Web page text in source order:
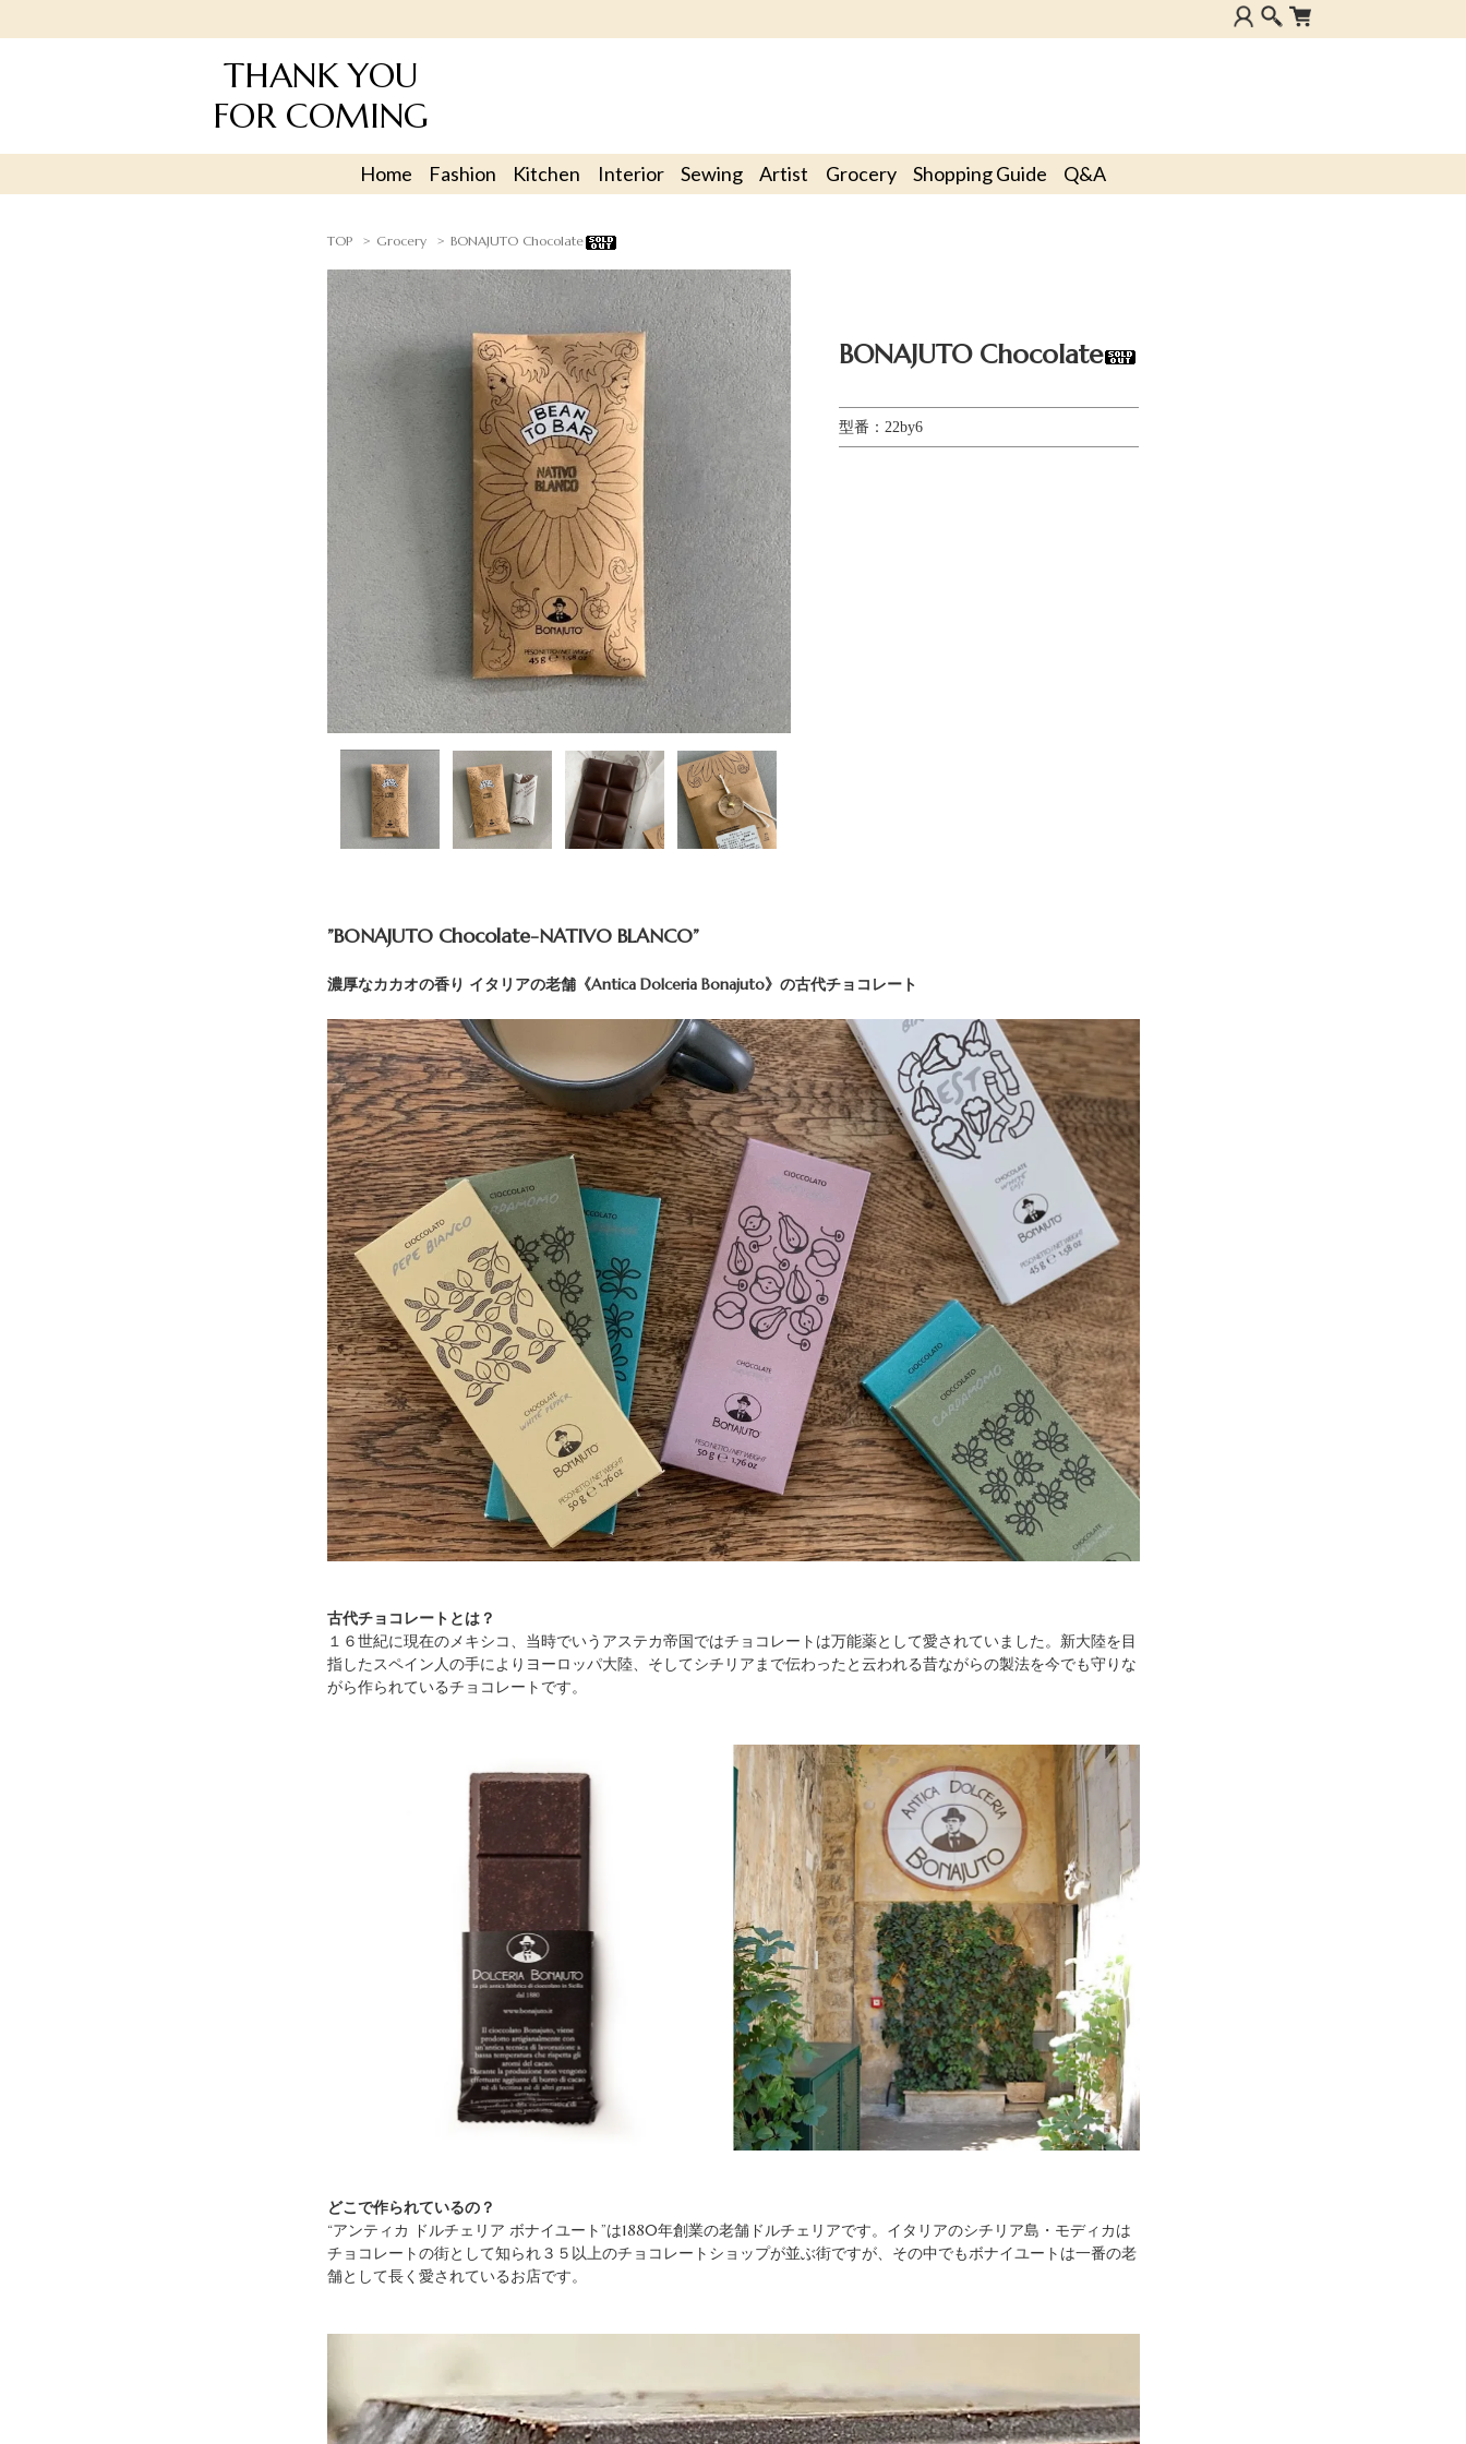
THANK YOU
FOR COMING
Home Fashion Kitchen Interior Sewing Artist Grocery Shopping Guide Q&A
TOP Grocery BONAJUTO Chocolate
BONAJUTO Chocolate
型番：22by6
”BONAJUTO Chocolate-NATIVO BLANCO”
濃厚なカカオの香り イタリアの老舗《Antica Dolceria Bonajuto》の古代チョコレート
古代チョコレートとは？
１６世紀に現在のメキシコ、当時でいうアステカ帝国ではチョコレートは万能薬として愛されていました。新大陸を目
指したスペイン人の手によりヨーロッパ大陸、そしてシチリアまで伝わったと云われる昔ながらの製法を今でも守りな
がら作られているチョコレートです。
どこで作られているの？
“アンティカ ドルチェリア ボナイユート”は1880年創業の老舗ドルチェリアです。イタリアのシチリア島・モディカは
チョコレートの街として知られ３５以上のチョコレートショップが並ぶ街ですが、その中でもボナイユートは一番の老
舗として長く愛されているお店です。